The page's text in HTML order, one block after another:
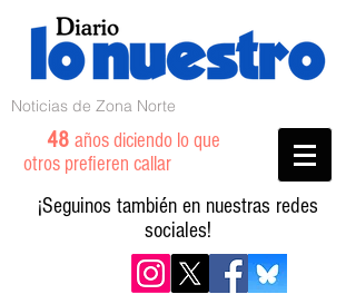
Noticias de Zona Norte
48 años diciendo lo que
otros prefieren callar
¡Seguinos también en nuestras redes
sociales!